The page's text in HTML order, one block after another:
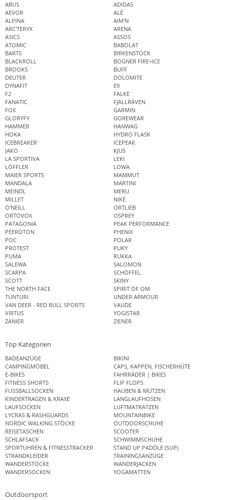
ABUS
ADIDAS
AEVOR
ALÉ
ALPINA
AIM'N
ARC'TERYX
ARENA
ASICS
ASSOS
ATOMIC
BABOLAT
BARTS
BIRKENSTOCK
BLACKROLL
BOGNER FIRE+ICE
BROOKS
BUFF
DEUTER
DOLOMITE
DYNAFIT
E9
F2
FALKE
FANATIC
FJÄLLRÄVEN
FOX
GARMIN
GLORYFY
GOREWEAR
HAMMER
HANWAG
HOKA
HYDRO FLASK
ICEBREAKER
ICEPEAK
JAKO
KJUS
LA SPORTIVA
LEKI
LÖFFLER
LOWA
MAIER SPORTS
MAMMUT
MANDALA
MARTINI
MEINDL
MERU
MILLET
NIKE
O'NEILL
ORTLIEB
ORTOVOX
OSPREY
PATAGONIA
PEAK PERFORMANCE
PEEROTON
PHENIX
POC
POLAR
PROTEST
PUKY
PUMA
RUKKA
SALEWA
SALOMON
SCARPA
SCHÖFFEL
SCOTT
SKINY
THE NORTH FACE
SPIRIT OF OM
TUNTURI
UNDER ARMOUR
VAN DEER - RED BULL SPORTS
VAUDE
VIRTUS
YOGISTAR
ZANIER
ZIENER
Top Kategorien
BADEANZÜGE
BIKINI
CAMPINGMÖBEL
CAPS, KAPPEN, FISCHERHÜTE
E-BIKES
FAHRRÄDER | BIKES
FITNESS SHORTS
FLIP FLOPS
FUSSBALLSOCKEN
HAUBEN & MÜTZEN
KINDERTRAGEN & KRAXE
LANGLAUFHOSEN
LAUFSOCKEN
LUFTMATRATZEN
LYCRAS & RASHGUARDS
MOUNTAINBIKE
NORDIC WALKING STÖCKE
OUTDOORSCHUHE
REISETASCHEN
SCOOTER
SCHLAFSACK
SCHWIMMSCHUHE
SPORTUHREN & FITNESSTRACKER
STAND UP PADDLE (SUP)
STRANDKLEIDER
TRAININGSANZÜGE
WANDERSTÖCKE
WANDERJACKEN
WANDERSOCKEN
YOGAMATTEN
Outdoorsport